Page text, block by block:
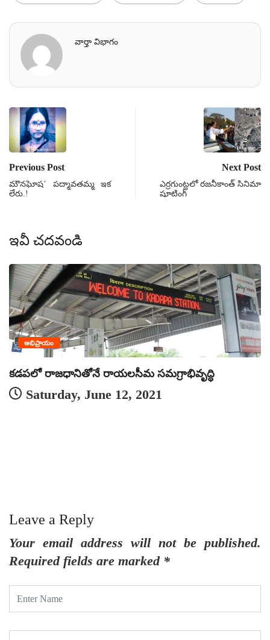
వార్తా విభాగం
Previous Post
మౌనఘోష’ పద్మావతమ్మ ఇక
లేరు.!
Next Post
ఎర్రగుంట్లలో రజనీకాంత్ సినిమా
షూటింగ్
ఇవీ చదవండి
అభిప్రాయం
కడపలో రాజధానితోనే రాయలసీమ సమగ్రాభివృద్ధి
Saturday, June 12, 2021
Leave a Reply
Your email address will not be published.
Required fields are marked *